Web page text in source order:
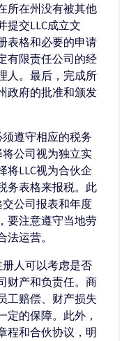
所在州没有被其他
提交LLC成立文
表格和必要的申请
有限责任公司的经
人。最后，完成所
政府的批准和颁发
遵守相应的税务
公司视为独立实
将LLC视为合伙企
务表格来报税。此
公司报表和年度
要注意遵守当地劳
运营。
人可以考虑是否
财产和负责任。商
工赔偿、财产损失
定的保障。此外，
程和合伙协议，明